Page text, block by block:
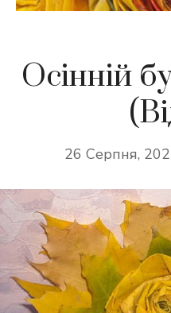
Осінній
26 Серпня,